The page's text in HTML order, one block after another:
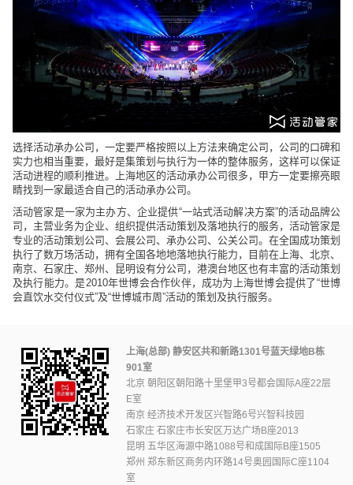
选择活动承办公司，一定要严格按照以上方法来确定公司，公司的口碑和
实力也相当重要，最好是集策划与执行为一体的整体服务，这样可以保证
活动进程的顺利推进。上海地区的活动承办公司很多，甲方一定要擦亮眼
睛找到一家最适合自己的活动承办公司。
活动管家是一家为主办方、企业提供“一站式活动解决方案”的活动品牌公
司 ，主营业务为企业、组织提供活动策划及落地执行的服务，活动管家是
专业的活动策划公司、会展公司、承办公司、公关公司。在全国成功策划
执行了数万场活动，拥有全国各地地落地执行能力，目前在上海、北京、
南京、石家庄、郑州、昆明设有分公司，港澳台地区也有丰富的活动策划
及执行能力。是2010年世博会合作伙伴，成功为上海世博会提供了“世博
会直饮水交付仪式”及“世博城市周”活动的策划及执行服务。
上海(总部) 静安区共和新路1301号蓝天绿地B栋
901室
北京 朝阳区朝阳路十里堡甲3号都会国际A座22层
E室
南京 经济技术开发区兴智路6号兴智科技园
石家庄 石家庄市长安区万达广场B座2013
昆明 五华区海源中路1088号和成国际B座1505
郑州 郑东新区商务内环路14号奥园国际C座1104
室